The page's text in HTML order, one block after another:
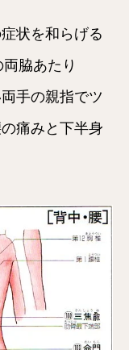
状を和らげる
脇あたり
手の親指でツ
痛みと下半身